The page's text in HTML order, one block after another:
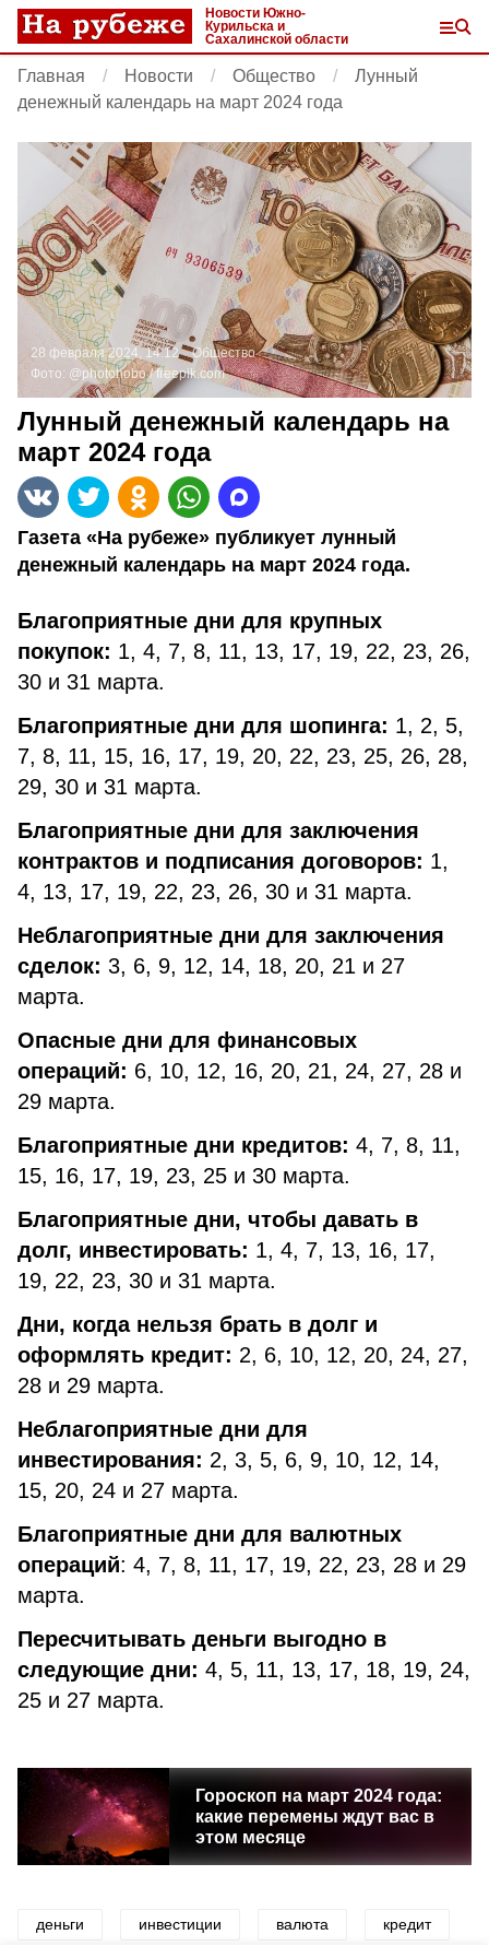
Новости Южно-
Курильска и
Сахалинской области
Главная Новости Общество
Лунный
денежный календарь на март 2024 года
28 февраля 2024, 14:12
Общество
Фото: @photohobo /freepik.com
Лунный денежный календарь на
март 2024 года
Газета «На рубеже» публикует лунный
денежный календарь на март 2024 года.
Благоприятные дни для крупных
покупок: 1, 4, 7, 8, 11, 13, 17, 19, 22, 23, 26,
30 и 31 марта.
Благоприятные дни для шопинга: 1, 2, 5,
7, 8, 11, 15, 16, 17, 19, 20, 22, 23, 25, 26, 28,
29, 30 и 31 марта.
Благоприятные дни для заключения
контрактов и подписания договоров: 1,
4, 13, 17, 19, 22, 23, 26, 30 и 31 марта.
Неблагоприятные дни для заключения
сделок: 3, 6, 9, 12, 14, 18, 20, 21 и 27
марта.
Опасные дни для финансовых
операций: 6, 10, 12, 16, 20, 21, 24, 27, 28 и
29 марта.
Благоприятные дни кредитов: 4, 7, 8, 11,
15, 16, 17, 19, 23, 25 и 30 марта.
Благоприятные дни, чтобы давать в
долг, инвестировать: 1, 4, 7, 13, 16, 17,
19, 22, 23, 30 и 31 марта.
Дни, когда нельзя брать в долг и
оформлять кредит: 2, 6, 10, 12, 20, 24, 27,
28 и 29 марта.
Неблагоприятные дни для
инвестирования: 2, 3, 5, 6, 9, 10, 12, 14,
15, 20, 24 и 27 марта.
Благоприятные дни для валютных
операций: 4, 7, 8, 11, 17, 19, 22, 23, 28 и 29
марта.
Пересчитывать деньги выгодно в
следующие дни: 4, 5, 11, 13, 17, 18, 19, 24,
25 и 27 марта.
Гороскоп на март 2024 года:
какие перемены ждут вас в
этом месяце
деньги инвестиции валюта кредит